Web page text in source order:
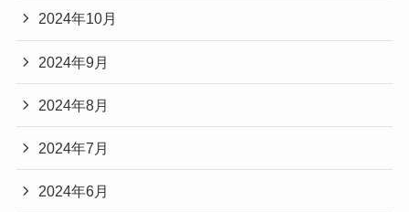
2024年10月
2024年9月
2024年8月
2024年7月
2024年6月